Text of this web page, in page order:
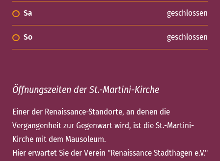
Sa geschlossen
So geschlossen
Öffnungszeiten der St.-Martini-Kirche
Einer der Renaissance-Standorte, an denen die
Vergangenheit zur Gegenwart wird, ist die St.-Martini-
Kirche mit dem Mausoleum.
Hier erwartet Sie der Verein "Renaissance Stadthagen e.V."